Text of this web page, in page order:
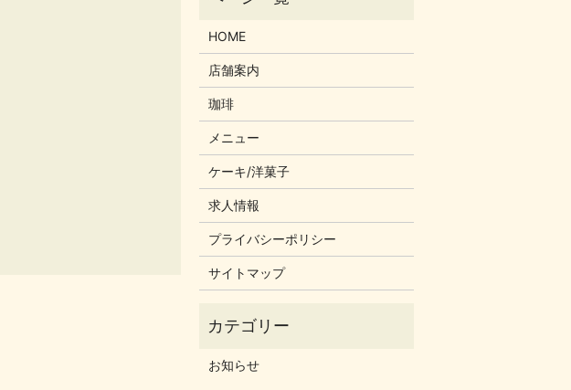
HOME
店舗案内
珈琲
メニュー
ケーキ/洋菓子
求人情報
プライバシーポリシー
サイトマップ
お知らせ